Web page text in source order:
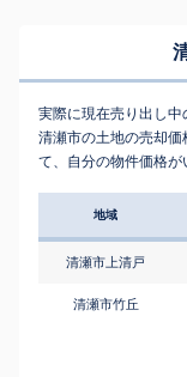
実際に現在売り出し中
清瀬市の土地の売却
て、自分の物件価格が
地域
清瀬市上清戸
清瀬市竹丘